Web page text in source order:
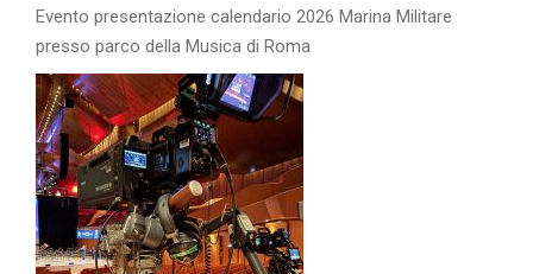
Evento presentazione calendario 2026 Marina Militare
presso parco della Musica di Roma